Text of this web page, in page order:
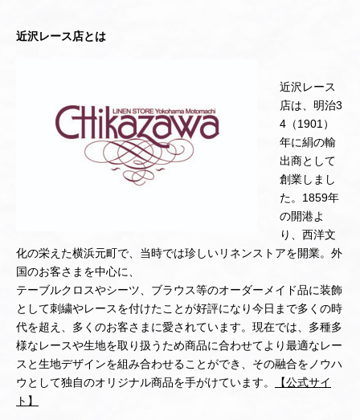
近沢レース店とは
近沢レース
店は、明治3
4（1901）
年に絹の輸
出商として
創業しまし
た。1859年
の開港よ
り、西洋文
化の栄えた横浜元町で、当時では珍しいリネンストアを開業。外
国のお客さまを中心に、
テーブルクロスやシーツ、ブラウス等のオーダーメイド品に装飾
として刺繍やレースを付けたことが好評になり今日まで多くの時
代を超え、多くのお客さまに愛されています。現在では、多種多
様なレースや生地を取り扱うため商品に合わせてより最適なレー
スと生地デザインを組み合わせることができ、その融合をノウハ
ウとして独自のオリジナル商品を手がけています。
【公式サイ
ト】